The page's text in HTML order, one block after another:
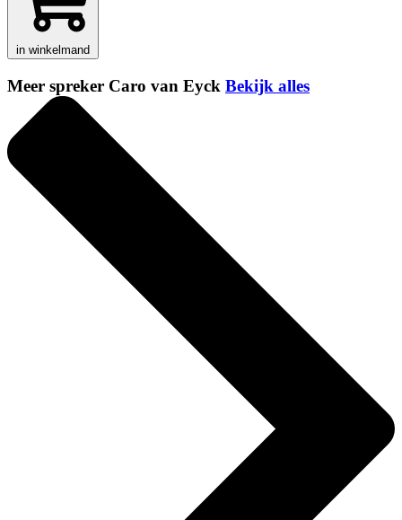
in winkelmand
Meer spreker Caro van Eyck Bekijk alles